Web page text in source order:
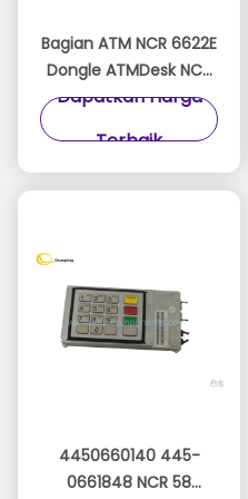
Bagian ATM NCR 6622E
Dongle ATMDesk NCR
Personas SelfService
Dapatkan Harga
Terbaik
4450660140 445-
0661848 NCR 58